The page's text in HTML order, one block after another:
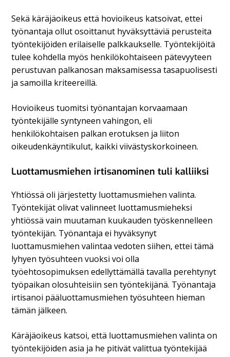
Sekä käräjäoikeus että hovioikeus katsoivat, ettei
työnantaja ollut osoittanut hyväksyttäviä perusteita
työntekijöiden erilaiselle palkkaukselle. Työntekijöitä
tulee kohdella myös henkilökohtaiseen pätevyyteen
perustuvan palkanosan maksamisessa tasapuolisesti
ja samoilla kriteereillä.
Hovioikeus tuomitsi työnantajan korvaamaan
työntekijälle syntyneen vahingon, eli
henkilökohtaisen palkan erotuksen ja liiton
oikeudenkäyntikulut, kaikki viivästyskorkoineen.
Luottamusmiehen irtisanominen tuli kalliiksi
Yhtiössä oli järjestetty luottamusmiehen valinta.
Työntekijät olivat valinneet luottamusmieheksi
yhtiössä vain muutaman kuukauden työskennelleen
työntekijän. Työnantaja ei hyväksynyt
luottamusmiehen valintaa vedoten siihen, ettei tämä
lyhyen työsuhteen vuoksi voi olla
työehtosopimuksen edellyttämällä tavalla perehtynyt
työpaikan olosuhteisiin sen työntekijänä. Työnantaja
irtisanoi pääluottamusmiehen työsuhteen hieman
tämän jälkeen.
Käräjäoikeus katsoi, että luottamusmiehen valinta on
työntekijöiden asia ja he pitivät valittua työntekijää